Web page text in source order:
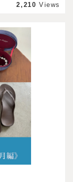
2,210 Views